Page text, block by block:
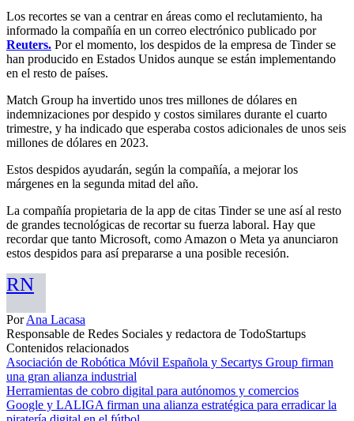
Los recortes se van a centrar en áreas como el reclutamiento, ha
informado la compañía en un correo electrónico publicado por
Reuters. Por el momento, los despidos de la empresa de Tinder se
han producido en Estados Unidos aunque se están implementando
en el resto de países.
Match Group ha invertido unos tres millones de dólares en
indemnizaciones por despido y costos similares durante el cuarto
trimestre, y ha indicado que esperaba costos adicionales de unos seis
millones de dólares en 2023.
Estos despidos ayudarán, según la compañía, a mejorar los
márgenes en la segunda mitad del año.
La compañía propietaria de la app de citas Tinder se une así al resto
de grandes tecnológicas de recortar su fuerza laboral. Hay que
recordar que tanto Microsoft, como Amazon o Meta ya anunciaron
estos despidos para así prepararse a una posible recesión.
RN
PorAna Lacasa
Responsable de Redes Sociales y redactora de TodoStartups
Contenidos relacionados
Asociación de Robótica Móvil Española y Secartys Group firman
una gran alianza industrial
Herramientas de cobro digital para autónomos y comercios
Google y LALIGA firman una alianza estratégica para erradicar la